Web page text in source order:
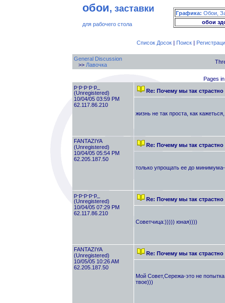
обои, заставки
для рабочего стола
Графика: Обои,
обои
Список Досок| Поиск|
General Discussion
>> Лавочка
Pages
p-p-p-p-p_
(Unregistered)
10/04/05 03:59 PM
62.117.86.210
Re: Почему мы так
жизнь не так проста, как
FANTAZIYA
(Unregistered)
10/04/05 05:54 PM
62.205.187.50
Re: Почему мы так
только упрощать ее до
p-p-p-p-p_
(Unregistered)
10/04/05 07:29 PM
62.117.86.210
Re: Почему мы так
Советчица:))))) юная))))
FANTAZIYA
(Unregistered)
10/05/05 10:26 AM
62.205.187.50
Re: Почему мы так
Мой Совет,Сережа-это не
твое)))